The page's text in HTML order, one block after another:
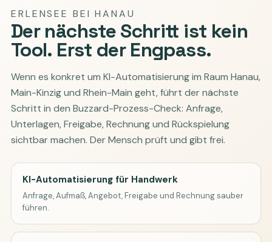
ERLENSEE BEI HANAU
Der nächste Schritt ist kein
Tool. Erst der Engpass.
Wenn es konkret um KI-Automatisierung im Raum Hanau,
Main-Kinzig und Rhein-Main geht, führt der nächste
Schritt in den Buzzard-Prozess-Check: Anfrage,
Unterlagen, Freigabe, Rechnung und Rückspielung
sichtbar machen. Der Mensch prüft und gibt frei.
KI-Automatisierung für Handwerk
Anfrage, Aufmaß, Angebot, Freigabe und Rechnung sauber
führen.